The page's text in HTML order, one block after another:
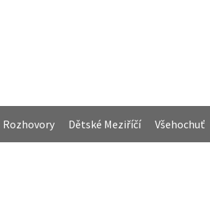
Rozhovory Dětské Meziříčí Všehochuť